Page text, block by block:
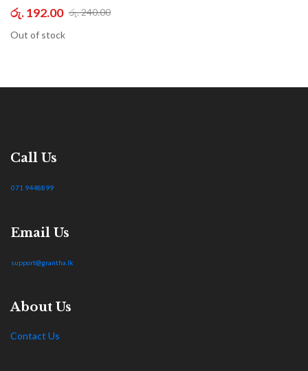
රු. 192.00 රු. 240.00
Out of stock
Call Us
071 9448899
Email Us
support@grantha.lk
About Us
Contact Us